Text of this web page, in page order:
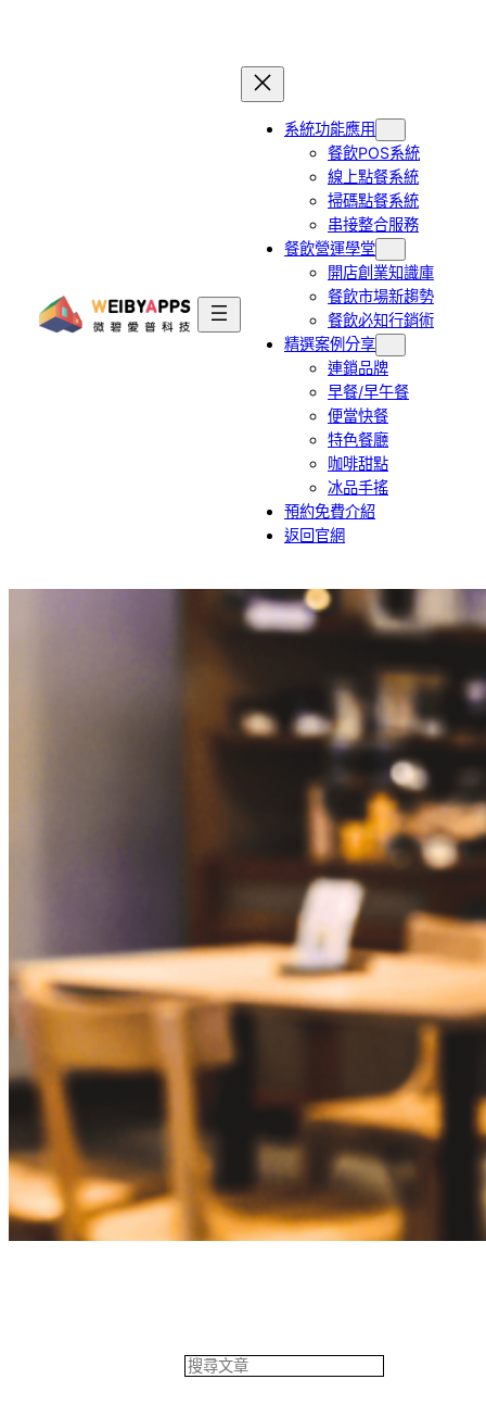
系統功能應用
餐飲POS系統
線上點餐系統
掃碼點餐系統
串接整合服務
餐飲營運學堂
開店創業知識庫
餐飲市場新趨勢
餐飲必知行銷術
精選案例分享
連鎖品牌
早餐/早午餐
便當快餐
特色餐廳
咖啡甜點
冰品手搖
預約免費介紹
返回官網